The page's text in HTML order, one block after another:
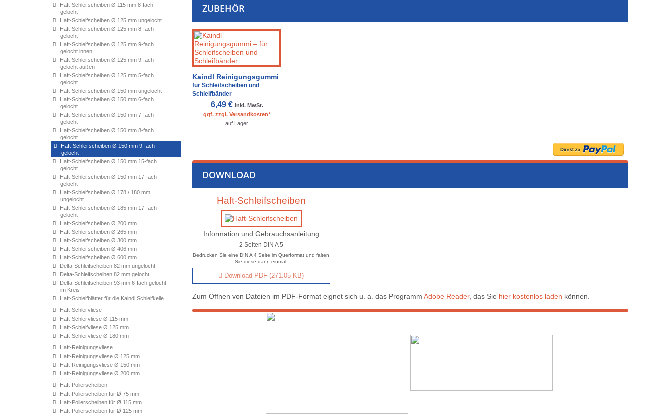
Haft-Schleifscheiben Ø 115 mm 8-fach
gelocht
Haft-Schleifscheiben Ø 125 mm ungelocht
Haft-Schleifscheiben Ø 125 mm 8-fach
gelocht
Haft-Schleifscheiben Ø 125 mm 9-fach
gelocht innen
Haft-Schleifscheiben Ø 125 mm 9-fach
gelocht außen
Haft-Schleifscheiben Ø 125 mm 5-fach
gelocht
Haft-Schleifscheiben Ø 150 mm ungelocht
Haft-Schleifscheiben Ø 150 mm 6-fach
gelocht
Haft-Schleifscheiben Ø 150 mm 7-fach
gelocht
Haft-Schleifscheiben Ø 150 mm 8-fach
gelocht
Haft-Schleifscheiben Ø 150 mm 9-fach
gelocht
Haft-Schleifscheiben Ø 150 mm 15-fach
gelocht
Haft-Schleifscheiben Ø 150 mm 17-fach
gelocht
Haft-Schleifscheiben Ø 178 / 180 mm
ungelocht
Haft-Schleifscheiben Ø 185 mm 17-fach
gelocht
Haft-Schleifscheiben Ø 200 mm
Haft-Schleifscheiben Ø 265 mm
Haft-Schleifscheiben Ø 300 mm
Haft-Schleifscheiben Ø 406 mm
Haft-Schleifscheiben Ø 600 mm
Delta-Schleifscheiben 82 mm ungelocht
Delta-Schleifscheiben 82 mm gelocht
Delta-Schleifscheiben 93 mm 6-fach gelocht
im Kreis
Haft-Schleifblätter für die Kaindl Schleifkelle
Haft-Schleifvliese
Haft-Schleifvliese Ø 115 mm
Haft-Schleifvliese Ø 125 mm
Haft-Schleifvliese Ø 180 mm
Haft-Reinigungsvliese
Haft-Reinigungsvliese Ø 125 mm
Haft-Reinigungsvliese Ø 150 mm
Haft-Reinigungsvliese Ø 200 mm
Haft-Polierscheiben
Haft-Polierscheiben für Ø 75 mm
Haft-Polierscheiben für Ø 115 mm
Haft-Polierscheiben für Ø 125 mm
ZUBEHÖR
Kaindl Reinigungsgummi
für Schleifscheiben und
Schleifbänder
6,49 € inkl. MwSt.
ggf. zzgl. Versandkosten*
auf Lager
DOWNLOAD
Haft-Schleifscheiben
Information und Gebrauchsanleitung
2 Seiten DIN A 5
Bedrucken Sie eine DIN A 4 Seite im Querformat und falten
Sie diese dann einmal!
Download PDF (271.05 KB)
Zum Öffnen von Dateien im PDF-Format eignet sich u. a. das Programm Adobe Reader, das Sie hier kostenlos laden können.